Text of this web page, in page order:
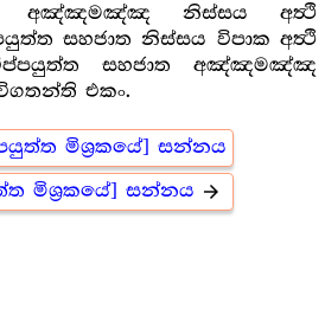
අඤ්ඤමඤ්ඤ නිස්සය අත්‍ථි
සහජාත නිස්සය විපාක අත්‍ථි
සහජාත අඤ්ඤමඤ්ඤ
එකං.
මිශ්‍රකයේ] සන්නය
මිශ්‍රකයේ] සන්නය arrow_forward